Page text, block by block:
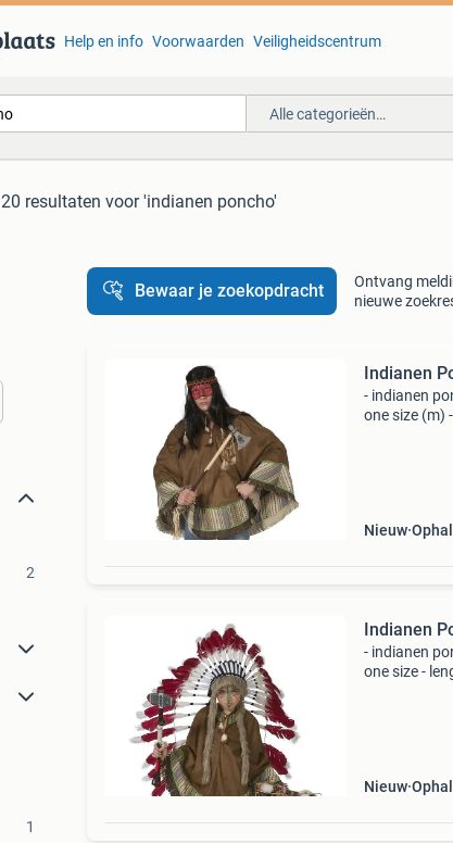
Help en info Voorwaarden Veiligheidscentrum
Alle categorieën…
20 resultaten voor 'indianen poncho'
2
1
Bewaar je zoekopdracht
Ontvang
nieuwe
Indianen
- indianen
one size (m)
Nieuw
Indianen
- indianen
one size -
Nieuw